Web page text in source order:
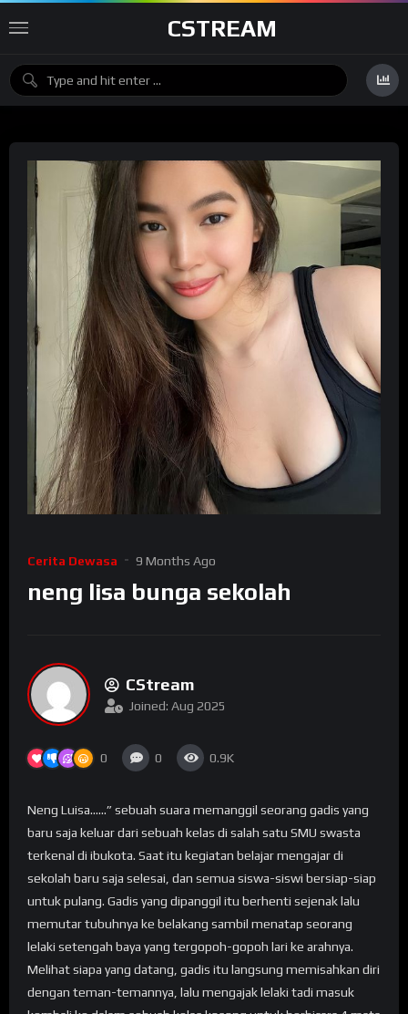
CSTREAM
Cerita Dewasa 9 Months Ago
neng lisa bunga sekolah
CStream
Joined: Aug 2025
0 0 0.9K
Neng Luisa……” sebuah suara memanggil seorang gadis yang baru saja keluar dari sebuah kelas di salah satu SMU swasta terkenal di ibukota. Saat itu kegiatan belajar mengajar di sekolah baru saja selesai, dan semua siswa-siswi bersiap-siap untuk pulang. Gadis yang dipanggil itu berhenti sejenak lalu memutar tubuhnya ke belakang sambil menatap seorang lelaki setengah baya yang tergopoh-gopoh lari ke arahnya. Melihat siapa yang datang, gadis itu langsung memisahkan diri dengan teman-temannya, lalu mengajak lelaki tadi masuk kembali ke dalam sebuah kelas kosong untuk berbicara 4 mata saja. Nampaknya ada hal yang sangat serius yang mereka obrolin. Sekitar 10 menit mereka mengobrol, kemudian gadis itu keluar dari kelas itu dengan tersenyum penuh arti. Demikian juga lelaki setengah baya itu. Entah apa yang mereka bicarakan. Akhirnya gadis itu kembali menyusul teman-temannya, bersiap-bersiap untuk pulang. Nama gadis itu adalah Luisa. Usianya baru 17 tahun. Ia sekolah di kelas 2 sebuah SMU swasta terkenal di ibukota ini. Luisa merupakan salah satu cewek terpopuler di sekolahnya. Gadis belia itu sangat cantik, dengan hidung mungil yang lucu. Dia memiliki kulit putih bersih yang mulus, mata bulat dengan bulu mata yang lentik dan panjang hitam lurus sepunggung. Gadis manis itu memiliki tubuh mungil khas remaja, dengan dada yang tidak begitu besar namun montok dan menantang serta dihiasi seragam SMU yang ketat, rok yang beberapa centi di atas lutut, dan kaus kaki putih panjang yang menutupi keindahan betisnya. Ya, kecantikan wajah dan tubuhnya, nyaris sempurna, sangat sesuai dengan selera om-om hidung belang. Ditunjang bibirnya tipis menggoda, dan selalu dihiasi senyum nakal remaja, membuatnya sebagai magnet bagi kaum lelaki, termasuk lelaki yang baru saja diajaknya ngobrol di kelas tadi. Lelaki setengah baya yang baru saja berbicara dengan Luisa adalah Mang Hamad. Dia adalah pesuruh sekolah ini yang bertugas antara lain sebagai tukang sapu sekaligus tukang kebun sekolah. Umurnya sudah 52 tahun. Dia bertubuh tinggi besar dan berkulit hitam. Rambutnya yang putih tipis nyaris botak sedangkan kumis dan janggutnya tumbuh liar tak teratur. Tetapi yang paling tidak mengenakan untuk di lihat adalah tampanganya sangat jelek. Tahun ini dia sudah bekerja selama 12 tahun dan dia dipertahankan kepala sekolah karena sangat baik dan rajin. Murid-murid sekolah itupun sangat senang bergaul dengannya yang sangat ramah. ** Di sebuah kompleks perumahan Pukul 16.00 Dengan sepeda bututnya, Mang Hamad menyusuri jalan di sebuah perumahan menengah atas. Sepeda itu berhenti di sebuah rumah bertingkat dua dengan taman garasi mobil di sampingnya. Mang Hamad menjulurkan tangannya ke dalam pagar untuk mencari knop bel. Tak lama kemudian dari dalam sana keluar seorang gadis belia dengan senyuman khasnya yang nakal. Gadis itu adalah Luisa. Tubuhnya yang indah itu terbungkus hotpants ketat berwarna putih dan baju berkancing tanpa lengan yang berwarna sama dengan bawahannya. Penampilan sangat seksi dan menggoda sore itu. “Sore mang, yuk masuk!” ajak gadis itu. Maka Hamad pun akhirnya memasukkan juga sepedanya ke dalam setelah Luisa membukakan pagar untuknya. Mang Hamat mengikutinya dari belakang, sesekali matanya menatap pantat gadis itu yang bergoyang kesana-kemari dengan indahnya. Begitu bulat dan padat sempurna bokong itu sampai Mang Hamad gemas ingin meremasnya. Luisa menyuruh Mang Hamad memasukkan sepedanya ke garasi yang kebetulan hari itu kosong, yang menandakan ada yang memakai mobil keluarganya. Kemudian dia mengikuti si empunya rumah memasuki rumah itu setelah melepas alas kaki dan menaruhnya di depan pintu. “Mang Hamad bawa kan barangnya?” tanya Luisa dengan wajah penuh harap. “Bawa neng. Tapi harus cepat-cepat dikembalikan. Takut kepala sekolah tahu” “Tenang aja, cuman bentar kok” jawab Luisa dengan tersenyum puas. “Tapi duit perjanjiannya sudah ada kan neng?” “Santai saja mang. Tapi saya lihat dulu dong apa yang Mang Hamad bawa apa” “Boleh” jawab Mang Hamad seraya mengeluarkan sesuatu dari balik punggunya. “Eh mang, kita lihat di kamar Luisa aja. Ga ada orang kok” kata Luisa lalu mengajak Mang Hamad ke dalam kamarnya. Di dalam kamar, gadis itu lalu duduk di atas ranjangnya yang diikuti Mang Hamad. “Mana mang?” “Ini neng, seperti yang neng minta” kata Mang Hamad tersenyum sambil menyerahkan sebuah map berisi beberapa lembar kertas. Luisa melihat semua isi map itu dan ikut juga tersenyum bahagia. “Benar kan ini yang neng Luisa mau?” “Benar mang. Pintar juga nih si mamang” puji gadis itu “Siapa dulu dong….Hamad bin Abdul Aziz” kelakar pesuruh sekolah tua itu sambil membusungkan dadanya. “Tapi ga ada yang tahu kan?” “Sumpah ga ada neng. Tenang aja. Sekarang mana duit yang neng janjikan” Luisa terdiam sejenak. Dia memang menjanjkan sejumlah uang kepada pesuruh sekolahnya ini untuk “jasa’ yang telah dilakukan Mang Hamad. Tapi terus terang dia tidak menyangka Mang Hamad akan berhasil. Luisa sebenarnya orang yang berada. Uang jajannya terbilang banyak. Orangtuanya selalu memberikan uang jajan setiap bulan (bukan perhari seperti siswa lain), dengan jumlah yang cukup banyak untuk ukuran anak SMA. Hal itu dimaksud agar Luisa jadi disiplin dan bisa me-manage duit sendiri. Tapi sayang, gaya hidup Luisa sangat glamor, suka hura-hura. Dia memang dikenal cukup gaul, modis karena badannya memang bagus dan wajahnyapun cantik. Butuh biaya yang tidak sedikit untuk mendapatkan semua itu, maka maka tak heran baru pertengahan bulan seperti ini dia sudah kehabisan uang. Kalau sudah begitu maka jangan harap ortunya yang disiplin dalam hal keuangan itu akan memberikan uang jajan tambahan. “Mana duitnya neng? Mau mabok-mabokan dulu nih. Hehehe…” pinta Mang Hamad. “eh..gini mang…anu…..” kata Luisa terbata-bata. “Apa? Jangan bilang ga ada duit?” “Bukan begitu. Jadi gini. Duit Luisa lagi ga ada sekarang. Habis kepake. Gimana kalo saya bayar bulan depan?” “Ya elah neng. Tahu gitu ga mau deh mamang ambil resiko kayak gini” “Maaf deh mang…Bulan depan ya…beneran ini uang jajan saya sudah habis nih” kata Luisa memelas. “Masa utang. Kalo gitu ga jadi deh. Cape-cape saya nyolong ini” kata Mang Hamad sambil berdiri dan siap-siap keluar dari kamar. Luisa lalu memutar otak dengan cepat. Dia ga boleh membiarkan Mang Hamad pergi membawa “barang” itu. Karena itu sangat penting baginya. Menyangkut masa depannya. Maka dia bertekad akan melakukan apapun asal dia mendapatkannya. Agaknya terpaksa ia harus memakai cara terakhir, maka dia lalu berdiri dan memanggil Mang Hamad yang sudah di pintu kamarnya. “Mang…..” panggil Luisa pelan, suaranya dibuat sesexy mungkin. Mang Hamad menoleh ke belakang. ———- “Apa lagi? Pokoknya ada uang ada barang.” katanya. “Jangan gitu dong mang. Lagi ga ada uang. Gimana kalo barang diganti barang?” “emang pasar loak bisa barang diganti barang” “Aku yakin barang yang ini mamang suka deh” kata Luisa menggoda. “Barang apaan?” “Mamang duduk dulu deh di ranjang ini” kata Luisa, dia lalu berjalan ke pintu kamar. “Hei.. neng mau kemana?” Luisa diam saja, pintu kamarnya itu dikuncinya lalu kembali ke arah Mang Hamad yang duduk bengong tak mengerti. Luisa sekarang berhadapan dengan Hamad. Perlahan-lahan dibukanya kaos tanpa lengennya di hadapan pria tua itu sehingga sehingga BH-nya yang warna pink dan perutnya yang mulus dan putih telah terlihat oleh Mang Hamad. Kontan Mang Hamad melotot dan kaget dengan perlakuan gadis itu. Matanya makin melotot saat Luisa juga melepaskan BH-nya, sehingga kini kedua payudaranyas terbuka lebar-lebar dan pria itu bisa melihatnya dengan bebasnya. “Barang yang ini loh yang saya maksud” kata Luisa dengan genit memamerkan dadanya. Memang payudara Luisa betul-betul indah menggoda. Keduanya begitu menantang untuk diraba-raba dan diremas-remas. Sementara kedua putingnya berwarna kemerahan nampak segar menantang untuk dikulum. Mang Hamad masih bengong tak tahu berbuat apa atas perlakukan nekat Luisa. “Mang, bagaimana kalo duit yang saya janjikan diganti dengan tubuh saya? Mang Hamad boleh menikmati tubuh saya sampai mamang puas. Tapi mamang serahkan barang itu” bujuk Luisa. Lalu tangannya menggapai tangan Mang Hamad yang berotot. Tangan Mang Hamad yang masih terbengong lalu ditempelkannya di payudaranya. Tangan kekar dan kasar itu tepat memenuhi payudara Luisa. Tangan Mang Hamad agak basah berkeringat. Tapi tiba-tiba tangan itu meremas payudara Luisa dengan lembut. “Aaahh…gitu…terus… Mang..” desah Luisa manja. “Luisa… tetek kamu indah sekali.. bening banget… kenyal lagi…”. “Asal mamang mau kasih barang itu, mamang boleh kok menikmtinya sampai puas” “Benar nih??” tanya penjaga sekolah itu seolah-olah tak percaya. “Benar Mang” kata Luisa dengan mengarahkan kepala Mang Hamad ke payudaranya. A Mang Hamad yang sudah terangsang mulai mencium payudara Luisa, dicium, dijilat, dikenyot, dihisap dan digigit putingnya yang berwarna kemerahan. “Mang.. aaahhh.. aahhh en… enak.. Mang..” “Iya… neng… pentilnya… manis nih” “Ayo mang nikmatin sepuasmu…ahhhh……” desah Luisa. Sementara payudara Luisa sedang dilahap oleh mulut Mang Hamad, tangannya mulai merambah ke paha gadis itu, dirabanya sebentar paha mulus itu lalu diturunkannya hotpants Luisa ke lantai. Kini Luisa berdiri di kamar itu dengan setengah telanjang di hadapan penjaga sekolah itu dengan hanya memakai celana dalam saja. Sungguh pemandangan yang menggairahkan. Dibantu oleh Luisa, Mang Hamad kemudian meraih celana dalam Luisa dan ditarik ke bawah hingga kaki, otomatis vaginanya yang ranum terpampang jelas dan menyerbakan aroma harum di kamar itu. “Neng Luisa…bau apa ini…wangi sekali…” “Bau ini Mang…kan Luisa baru mandi.” jawab Luisa menunjuk ke kelaminnya “Waaaww… pasti rasanya.. enak.. juga.. ya..” “Kalau Mang Hamad mau… mencoba.. boleh.. kok.. sodok aja sama ****** Mang Hamad.. yang mulai gede…” Luisa melihat batang kemaluan Mang Hamad sudah mulai mendesak dari balik celana yang dikenakannya. Tubuh Luisa lalu dibaringkan di tempat tidur. Mang Hamad melotot melihat tubuhnya yang sudah telanjang bulat,